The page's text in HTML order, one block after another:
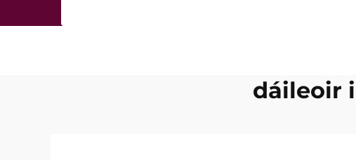
dáileoir